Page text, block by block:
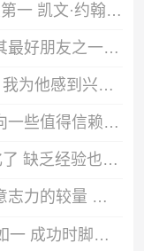
历史G7罚球榜：06年邓肯23次第一 凯文·约翰逊&巴克利&大O第二
美记：字母哥曾表示斯威尼是其最好朋友之一 2人关系不仅限于篮球
斯威尼遭魔术“挖墙脚”！米奇：我为他感到兴奋 这是他应得的！
米奇谈生涯首次抢七：确实有向一些值得信赖&经验丰富的人请教
米奇：“经验”这个词被过度美化了 缺乏经验也常被说得一无是处
戴格诺特：这个阶段就是关于意志力的较量 我相信马刺也有同感！
戴格诺特谈SGA：六年来始终如一 成功时脚踏实地挣扎时镇定专注